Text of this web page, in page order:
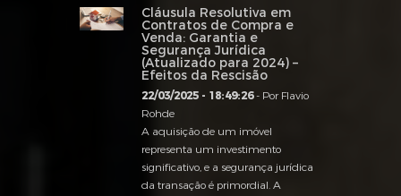
Cláusula Resolutiva em
Contratos de Compra e
Venda: Garantia e
Segurança Jurídica
(Atualizado para 2024) –
Efeitos da Rescisão
22/03/2025 - 18:49:26- Por Flavio
Rohde
A aquisição de um imóvel
representa um investimento
significativo, e a segurança jurídica
da transação é primordial. A